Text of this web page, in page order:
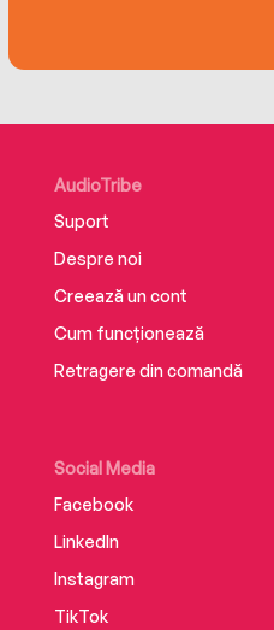
AudioTribe
Suport
Despre noi
Creează un cont
Cum funcționează
Retragere din comandă
Social Media
Facebook
LinkedIn
Instagram
TikTok